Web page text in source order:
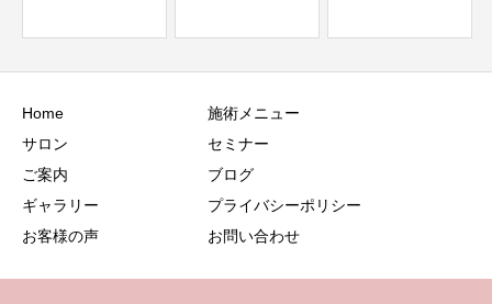
Home
サロン
ご案内
ギャラリー
お客様の声
施術メニュー
セミナー
ブログ
プライバシーポリシー
お問い合わせ